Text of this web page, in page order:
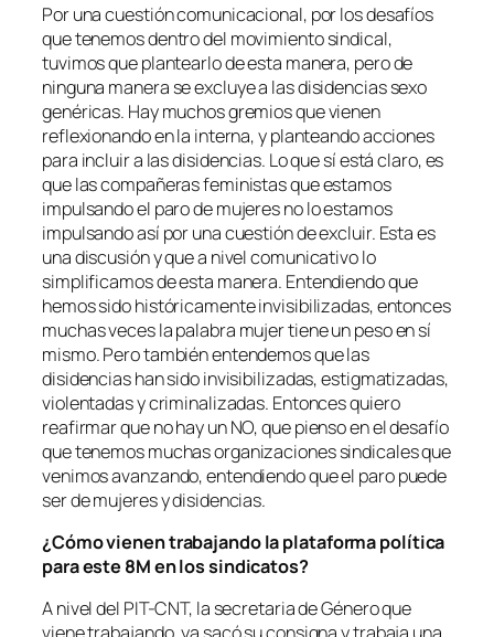
Por una cuestión comunicacional, por los desafíos
que tenemos dentro del movimiento sindical,
tuvimos que plantearlo de esta manera, pero de
ninguna manera se excluye a las disidencias sexo
genéricas. Hay muchos gremios que vienen
reflexionando en la interna, y planteando acciones
para incluir a las disidencias. Lo que sí está claro, es
que las compañeras feministas que estamos
impulsando el paro de mujeres no lo estamos
impulsando así por una cuestión de excluir. Esta es
una discusión y que a nivel comunicativo lo
simplificamos de esta manera. Entendiendo que
hemos sido históricamente invisibilizadas, entonces
muchas veces la palabra mujer tiene un peso en sí
mismo. Pero también entendemos que las
disidencias han sido invisibilizadas, estigmatizadas,
violentadas y criminalizadas. Entonces quiero
reafirmar que no hay un NO, que pienso en el desafío
que tenemos muchas organizaciones sindicales que
venimos avanzando, entendiendo que el paro puede
ser de mujeres y disidencias.
¿Cómo vienen trabajando la plataforma política
para este 8M en los sindicatos?
A nivel del PIT-CNT, la secretaria de Género que